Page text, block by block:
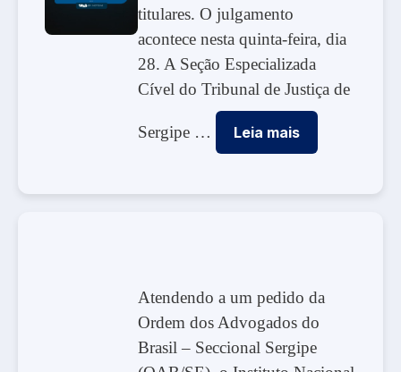
titulares. O julgamento
acontece nesta quinta-feira, dia
28. A Seção Especializada
Cível do Tribunal de Justiça de
Sergipe … Leia mais
Atendendo a um pedido da
Ordem dos Advogados do
Brasil – Seccional Sergipe